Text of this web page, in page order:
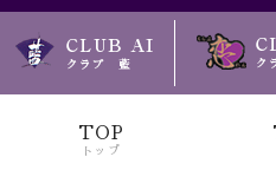
ん)、ルミナス、浪漫館で皆様
TOP
トップ